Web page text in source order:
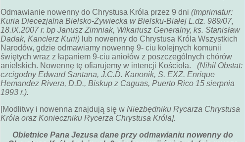
Odmawianie nowenny do Chrystusa Króla przez 9 dni (Imprimatur:
Kuria Diecezjalna Bielsko-Żywiecka w Bielsku-Białej L.dz. 989/07,
18.IX.2007 r. bp Janusz Zimniak, Wikariusz Generalny, ks. Stanisław
Dadak, Kanclerz Kurii) lub nowenny do Chrystusa Króla Wszystkich
Narodów, gdzie odmawiamy nowennę 9- ciu kolejnych komunii
świętych wraz z łapaniem 9-ciu aniołów z poszczególnych chórów
anielskich. Nowennę tę ofiarujemy w intencji Kościoła. (Nihil Obstat:
czcigodny Edward Santana, J.C.D. Kanonik, S. EXZ. Enrique
Hemandez Rivera, D.D., Biskup z Caguas, Puerto Rico 15 sierpnia
1993 r.).
[Modlitwy i nowenna znajdują się w Niezbędniku Rycarza Chrystusa
Króla oraz Konieczniku Rycerza Chrystusa Króla].
Obietnice Pana Jezusa dane przy odmawianiu nowenny do